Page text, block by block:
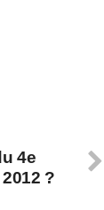
4e
?